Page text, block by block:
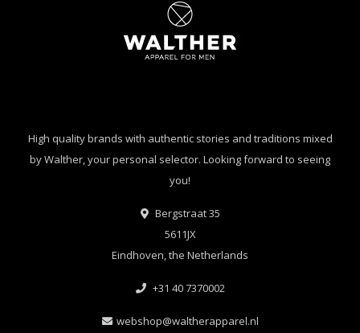
High quality brands with authentic stories and traditions mixed
by Walther, your personal selector. Looking forward to seeing
you!
Bergstraat 35
5611JX
Eindhoven, the Netherlands
+31 40 7370002
webshop@waltherapparel.nl